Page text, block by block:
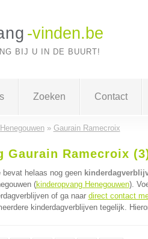
-vinden.be
BIJ U IN DE BUURT!
Zoeken Contact
Henegouwen» Gaurain Ramecroix
Gaurain Ramecroix
bevat helaas nog geen
(kinderopvang Henegouwen).
of ga naar direct contact
kinderdagverblijven tegelijk.